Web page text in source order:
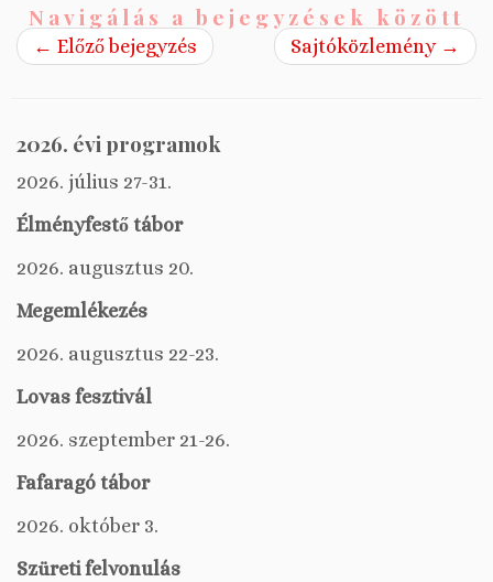
Navigálás a bejegyzések között
← Előző bejegyzés Sajtóközlemény →
2026. évi programok
2026. július 27-31.
Élményfestő tábor
2026. augusztus 20.
Megemlékezés
2026. augusztus 22-23.
Lovas fesztivál
2026. szeptember 21-26.
Fafaragó tábor
2026. október 3.
Szüreti felvonulás